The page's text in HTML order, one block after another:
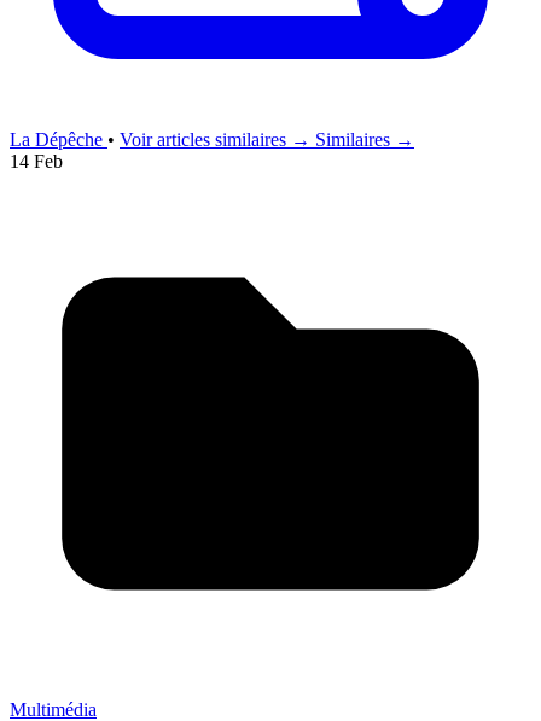
La Dépêche • Voir articles similaires → Similaires →
14 Feb
Multimédia